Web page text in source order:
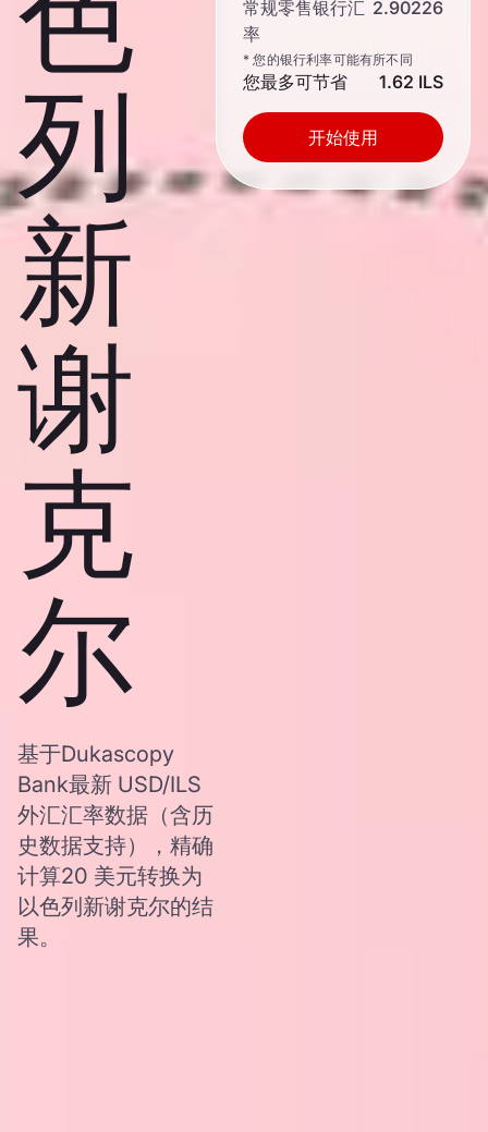
列
新
谢
克
尔
基于Dukascopy
Bank最新 USD/ILS
外汇汇率数据（含历
史数据支持），精确
计算20 美元转换为
以色列新谢克尔的结
果。
常规零售银行汇
率
2.90226
* 您的银行利率可能有所不同
您最多可节省 1.62 ILS
开始使用